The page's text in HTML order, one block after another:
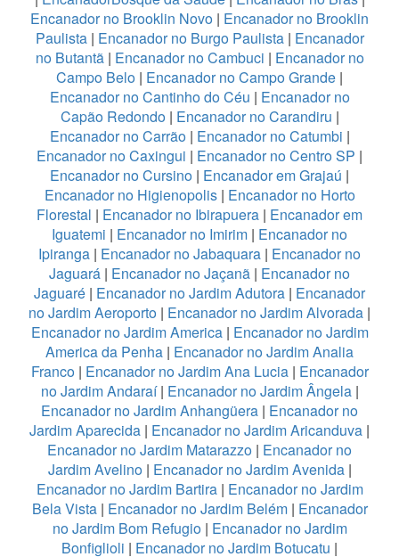
Encanador no Brooklin Novo | Encanador no Brooklin
Paulista| Encanador no Burgo Paulista| Encanador
no Butantã| Encanador no Cambuci | Encanador no
Campo Belo | Encanador no Campo Grande |
Encanador no Cantinho do Céu | Encanador no
Capão Redondo| Encanador no Carandiru |
Encanador no Carrão| Encanador no Catumbi |
Encanador no Caxingui | Encanador no Centro SP |
Encanador no Cursino | Encanador em Grajaú |
Encanador no Higienopolis| Encanador no Horto
Florestal | Encanador no Ibirapuera | Encanador em
Iguatemi | Encanador no Imirim | Encanador no
Ipiranga | Encanador no Jabaquara | Encanador no
Jaguará | Encanador no Jaçanã | Encanador no
Jaguaré | Encanador no Jardim Adutora | Encanador
no Jardim Aeroporto | Encanador no Jardim Alvorada |
Encanador no Jardim America| Encanador no Jardim
America da Penha | Encanador no Jardim Analia
Franco| Encanador no Jardim Ana Lucia| Encanador
no Jardim Andaraí| Encanador no Jardim Ângela|
Encanador no Jardim Anhangüera | Encanador no
Jardim Aparecida | Encanador no Jardim Aricanduva |
Encanador no Jardim Matarazzo | Encanador no
Jardim Avelino| Encanador no Jardim Avenida|
Encanador no Jardim Bartira| Encanador no Jardim
Bela Vista| Encanador no Jardim Belém| Encanador
no Jardim Bom Refugio| Encanador no Jardim
Bonfiglioli | Encanador no Jardim Botucatu |